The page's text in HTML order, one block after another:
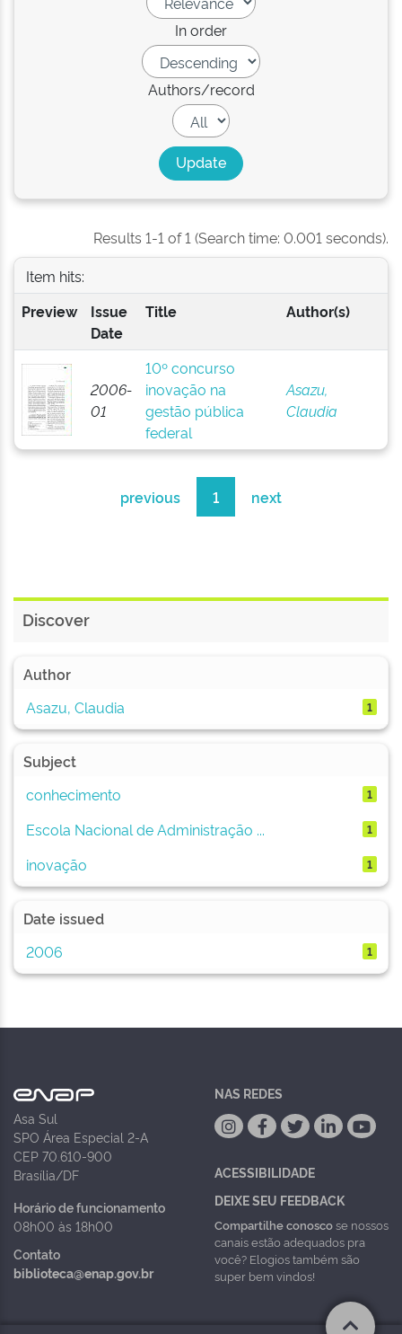
In order
Authors/record
Results 1-1 of 1 (Search time: 0.001 seconds).
Item hits:
Preview
Issue
Date
Title Author(s)
2006-
01
10º concurso
inovação na
gestão pública
federal
Asazu,
Claudia
previous 1 next
Discover
Author
Asazu, Claudia
1
Subject
conhecimento
1
Escola Nacional de Administração ... 1
inovação 1
Date issued
2006
1
Asa Sul
SPO Área Especial 2-A
CEP 70.610-900
Brasília/DF
Horário de funcionamento
08h00 às 18h00
Contato
biblioteca@enap.gov.br
NAS REDES
ACESSIBILIDADE
DEIXE SEU FEEDBACK
Compartilhe conoscose nossos
canais estão adequados pra
você? Elogios também são
super bem vindos!